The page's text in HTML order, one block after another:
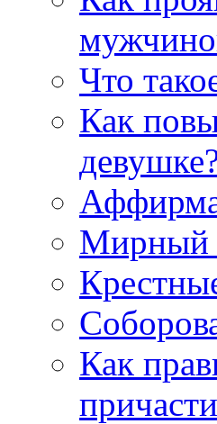
Что
Как
Мирный
Как